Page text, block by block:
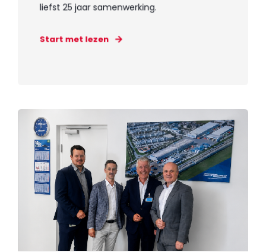
liefst 25 jaar samenwerking.
Start met lezen